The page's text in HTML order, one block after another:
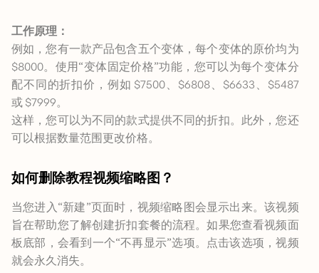
工作原理：
例如，您有一款产品包含五个变体，每个变体的原价均为
$8000。使用“变体固定价格”功能，您可以为每个变体分
配不同的折扣价，例如 $7500、$6808、$6633、$5487
或 $7999。
这样，您可以为不同的款式提供不同的折扣。此外，您还
可以根据数量范围更改价格。
如何删除教程视频缩略图？
当您进入“新建”页面时，视频缩略图会显示出来。该视频
旨在帮助您了解创建折扣套餐的流程。如果您查看视频面
板底部，会看到一个“不再显示”选项。点击该选项，视频
就会永久消失。